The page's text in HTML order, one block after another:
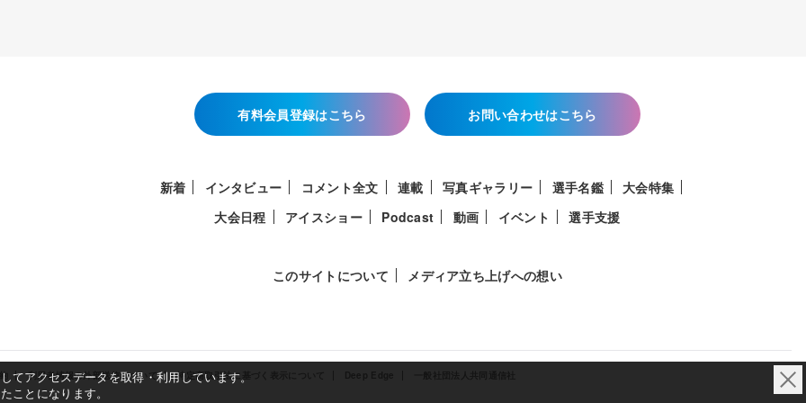
有料会員登録はこちら お問い合わせはこちら
新着 インタビュー コメント全文 連載 写真ギャラリー 選手名鑑
大会特集
大会日程
アイスショー Podcast 動画 イベント 選手支援
このサイトについて メディア立ち上げへの想い
利用者情報の外部送信について 特定商取引法に基づく表示について
アクセスデータを取得・利用しています。
ことになります。